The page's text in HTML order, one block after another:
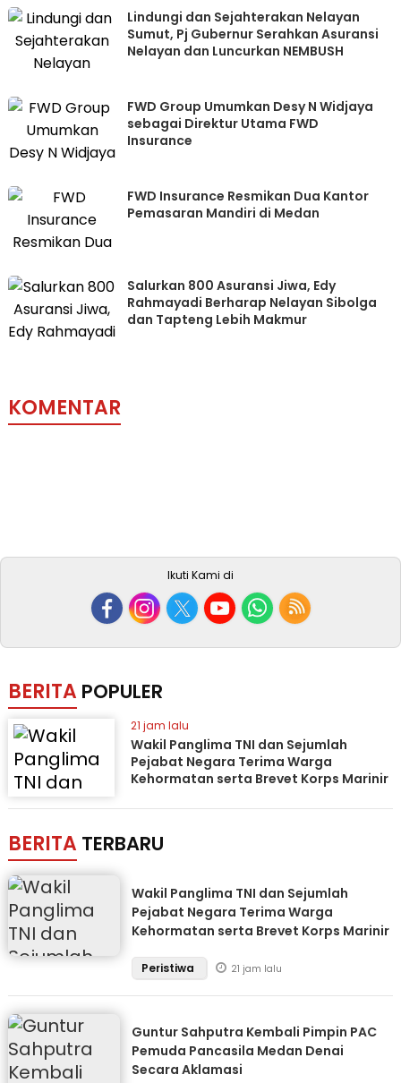
Lindungi dan Sejahterakan Nelayan
Sumut, Pj Gubernur Serahkan Asuransi
Nelayan dan Luncurkan NEMBUSH
FWD Group Umumkan Desy N Widjaya
sebagai Direktur Utama FWD
Insurance
FWD Insurance Resmikan Dua Kantor
Pemasaran Mandiri di Medan
Salurkan 800 Asuransi Jiwa, Edy
Rahmayadi Berharap Nelayan Sibolga
dan Tapteng Lebih Makmur
KOMENTAR
Ikuti Kami di
BERITA POPULER
21 jam lalu
Wakil Panglima TNI dan Sejumlah
Pejabat Negara Terima Warga
Kehormatan serta Brevet Korps Marinir
BERITA TERBARU
Wakil Panglima TNI dan Sejumlah
Pejabat Negara Terima Warga
Kehormatan serta Brevet Korps Marinir
Peristiwa 21 jam lalu
Guntur Sahputra Kembali Pimpin PAC
Pemuda Pancasila Medan Denai
Secara Aklamasi